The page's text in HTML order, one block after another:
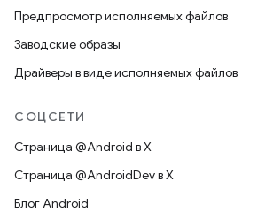
Предпросмотр исполняемых файлов
Заводские образы
Драйверы в виде исполняемых файлов
СОЦСЕТИ
Страница @Android в X
Страница @AndroidDev в X
Блог Android